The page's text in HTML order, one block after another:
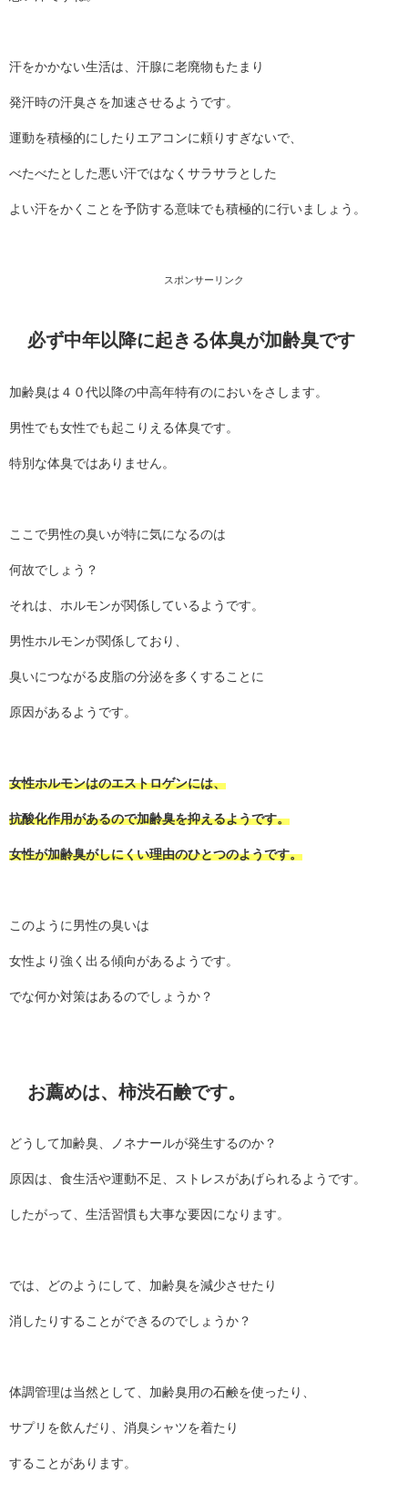
汗をかかない生活は、汗腺に老廃物もたまり
発汗時の汗臭さを加速させるようです。
運動を積極的にしたりエアコンに頼りすぎないで、
べたべたとした悪い汗ではなくサラサラとした
よい汗をかくことを予防する意味でも積極的に行いましょう。
スポンサーリンク
必ず中年以降に起きる体臭が加齢臭です
加齢臭は４０代以降の中高年特有のにおいをさします。
男性でも女性でも起こりえる体臭です。
特別な体臭ではありません。
ここで男性の臭いが特に気になるのは
何故でしょう？
それは、ホルモンが関係しているようです。
男性ホルモンが関係しており、
臭いにつながる皮脂の分泌を多くすることに
原因があるようです。
女性ホルモンはのエストロゲンには、
抗酸化作用があるので加齢臭を抑えるようです。
女性が加齢臭がしにくい理由のひとつのようです。
このように男性の臭いは
女性より強く出る傾向があるようです。
でな何か対策はあるのでしょうか？
お薦めは、柿渋石鹸です。
どうして加齢臭、ノネナールが発生するのか？
原因は、食生活や運動不足、ストレスがあげられるようです。
したがって、生活習慣も大事な要因になります。
では、どのようにして、加齢臭を減少させたり
消したりすることができるのでしょうか？
体調管理は当然として、加齢臭用の石鹸を使ったり、
サプリを飲んだり、消臭シャツを着たり
することがあります。